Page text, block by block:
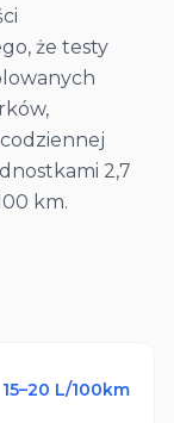
że testy
2,7
km.
15–20 L/100km